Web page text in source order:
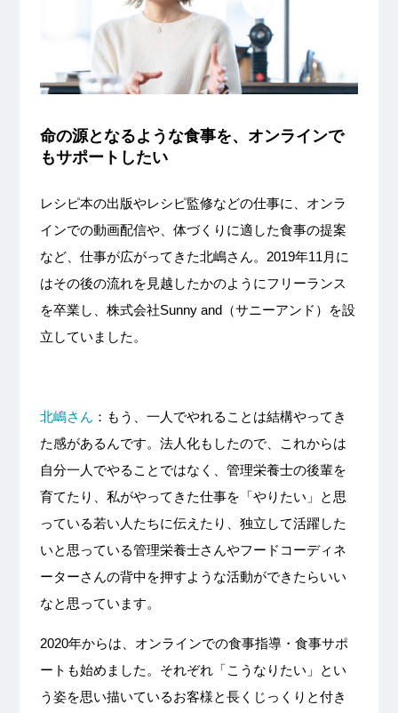
命の源となるような食事を、オンラインで
もサポートしたい
レシピ本の出版やレシピ監修などの仕事に、オンラ
インでの動画配信や、体づくりに適した食事の提案
など、仕事が広がってきた北嶋さん。2019年11月に
はその後の流れを見越したかのようにフリーランス
を卒業し、株式会社Sunny and（サニーアンド）を設
立していました。
北嶋さん ：もう、一人でやれることは結構やってき
た感があるんです。法人化もしたので、これからは
自分一人でやることではなく、管理栄養士の後輩を
育てたり、私がやってきた仕事を「やりたい」と思
っている若い人たちに伝えたり、独立して活躍した
いと思っている管理栄養士さんやフードコーディネ
ーターさんの背中を押すような活動ができたらいい
なと思っています。
2020年からは、オンラインでの食事指導・食事サポ
ートも始めました。それぞれ「こうなりたい」とい
う姿を思い描いているお客様と長くじっくりと付き